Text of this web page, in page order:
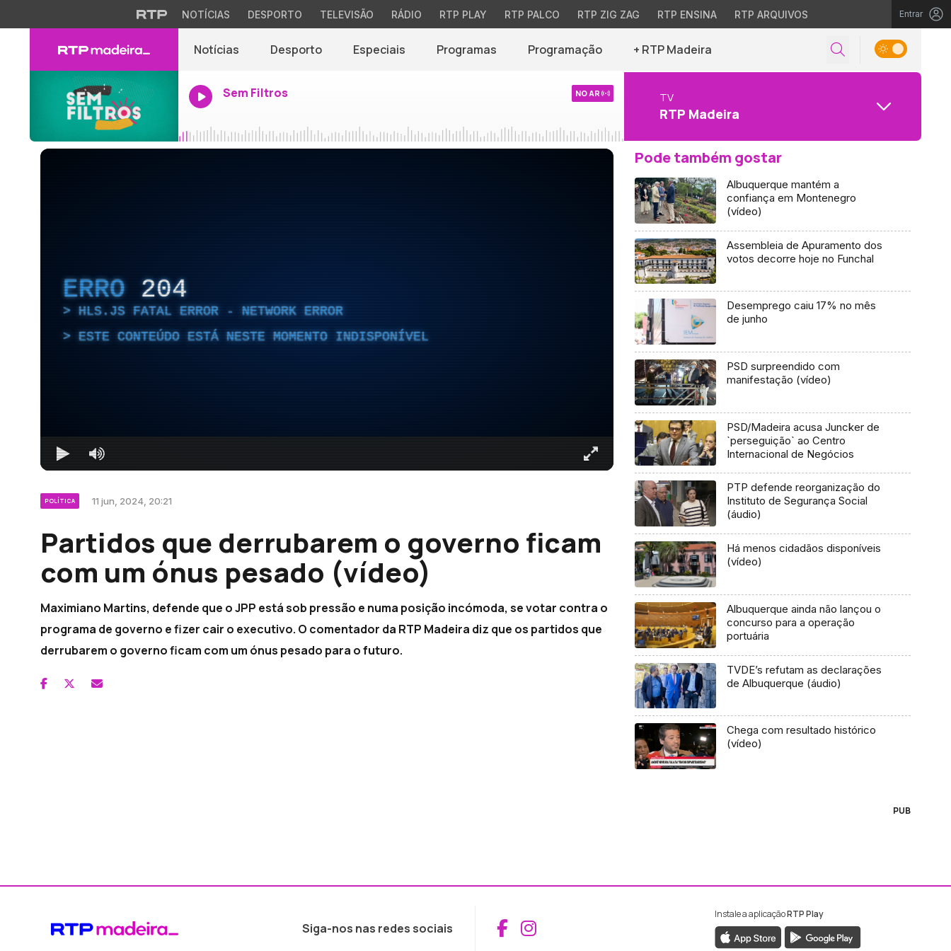
NOTÍCIAS DESPORTO TELEVISÃO RÁDIO RTP PLAY RTP PALCO RTP ZIG ZAG RTP ENSINA RTP ARQUIVOS Entrar
Notícias Desporto Especiais Programas Programação + RTP Madeira
Sem Filtros NO AR TV
RTP Madeira
ERRO 204
HLS.JS FATAL ERROR - NETWORK ERROR
ESTE CONTEÚDO ESTÁ NESTE MOMENTO INDISPONÍVEL
POLÍTICA 11 jun, 2024, 20:21
Partidos que derrubarem o governo ficam
com um ónus pesado (vídeo)
Maximiano Martins, defende que o JPP está sob pressão e numa posição incómoda, se votar contra o
programa de governo e fizer cair o executivo. O comentador da RTP Madeira diz que os partidos que
derrubarem o governo ficam com um ónus pesado para o futuro.
Pode também gostar
Albuquerque mantém a
confiança em Montenegro
(vídeo)
Assembleia de Apuramento dos
votos decorre hoje no Funchal
Desemprego caiu 17% no mês
de junho
PSD surpreendido com
manifestação (vídeo)
PSD/Madeira acusa Juncker de
`perseguição` ao Centro
Internacional de Negócios
PTP defende reorganização do
Instituto de Segurança Social
(áudio)
Há menos cidadãos disponíveis
(vídeo)
Albuquerque ainda não lançou o
concurso para a operação
portuária
TVDE’s refutam as declarações
de Albuquerque (áudio)
Chega com resultado histórico
(vídeo)
PUB
Siga-nos nas redes sociais Aceder ao Facebook da RTP Madeira
Aceder ao Instagram da RTP Madeira
Instale a aplicaçãoRTP Play